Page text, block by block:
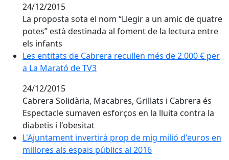
24/12/2015
La proposta sota el nom “Llegir a un amic de quatre
potes” està destinada al foment de la lectura entre
els infants
Les entitats de Cabrera recullen més de 2.000 € per
a La Marató de TV3
Les entitats de Cabrera recullen més de 2.000 € per
a La Marató de TV3
24/12/2015
Cabrera Solidària, Macabres, Grillats i Cabrera és
Espectacle sumaven esforços en la lluita contra la
diabetis i l'obesitat
L'Ajuntament invertirà prop de mig milió d'euros en
millores als espais públics al 2016
L'Ajuntament invertirà prop de mig milió d'euros en
millores als espais públics al 2016